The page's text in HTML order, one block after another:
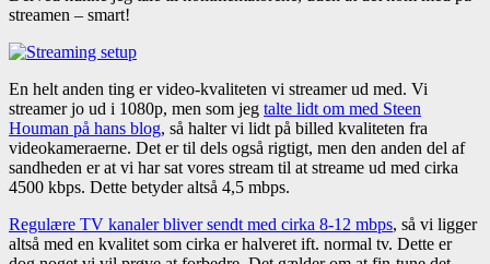
streamen – smart!
En helt anden ting er video-kvaliteten vi streamer ud med. Vi
streamer jo ud i 1080p, men som jeg talte lidt om med Steen
Houman på hans blog, så halter vi lidt på billed kvaliteten fra
videokameraerne. Det er til dels også rigtigt, men den anden del af
sandheden er at vi har sat vores stream til at streame ud med cirka
4500 kbps. Dette betyder altså 4,5 mbps.
Regulære TV kanaler bliver sendt med cirka 8-12 mbps, så vi ligger
altså med en kvalitet som cirka er halveret ift. normal tv. Dette er